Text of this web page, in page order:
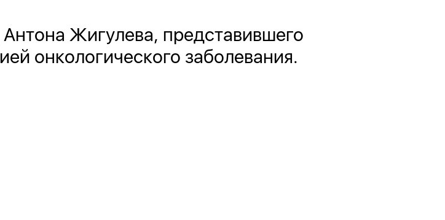
Жигулева, представившего
онкологического заболевания.